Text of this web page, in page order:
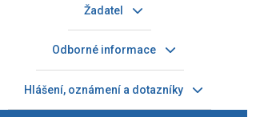
Žadatel
Odborné informace
Hlášení, oznámení a dotazníky